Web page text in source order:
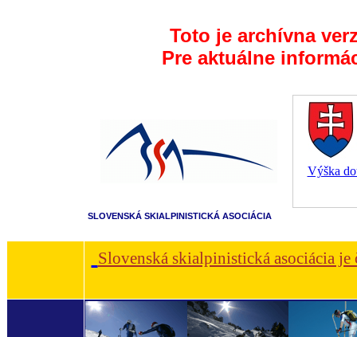
Toto je archívna
Pre aktuálne
Výška
SLOVENSKÁ SKIALPINISTICKÁ ASOCIÁCIA
Slovenská skialpinistická asociácia